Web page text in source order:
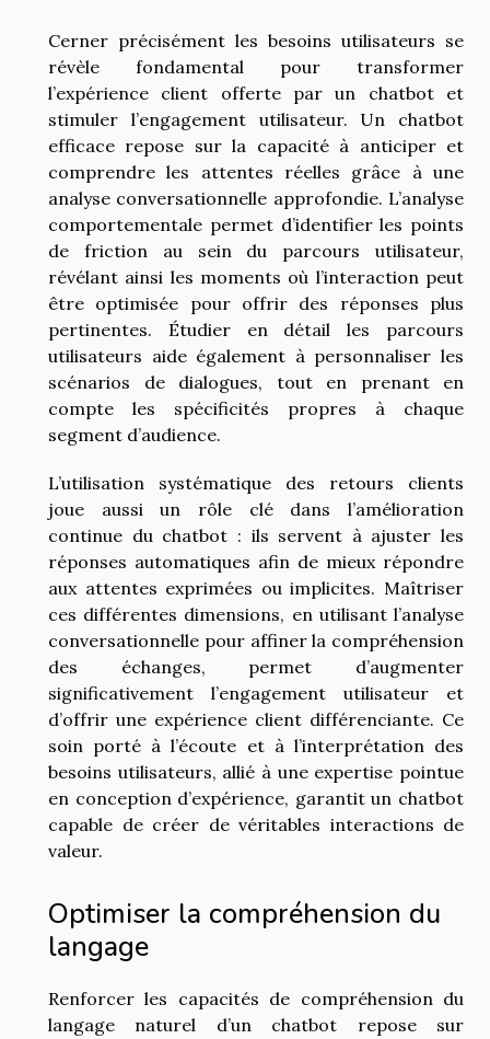
Cerner précisément les besoins utilisateurs se
révèle fondamental pour transformer
l’expérience client offerte par un chatbot et
stimuler l’engagement utilisateur. Un chatbot
efficace repose sur la capacité à anticiper et
comprendre les attentes réelles grâce à une
analyse conversationnelle approfondie. L’analyse
comportementale permet d’identifier les points
de friction au sein du parcours utilisateur,
révélant ainsi les moments où l’interaction peut
être optimisée pour offrir des réponses plus
pertinentes. Étudier en détail les parcours
utilisateurs aide également à personnaliser les
scénarios de dialogues, tout en prenant en
compte les spécificités propres à chaque
segment d’audience.
L’utilisation systématique des retours clients
joue aussi un rôle clé dans l’amélioration
continue du chatbot : ils servent à ajuster les
réponses automatiques afin de mieux répondre
aux attentes exprimées ou implicites. Maîtriser
ces différentes dimensions, en utilisant l’analyse
conversationnelle pour affiner la compréhension
des échanges, permet d’augmenter
significativement l’engagement utilisateur et
d’offrir une expérience client différenciante. Ce
soin porté à l’écoute et à l’interprétation des
besoins utilisateurs, allié à une expertise pointue
en conception d’expérience, garantit un chatbot
capable de créer de véritables interactions de
valeur.
Optimiser la compréhension du
langage
Renforcer les capacités de compréhension du
langage naturel d’un chatbot repose sur